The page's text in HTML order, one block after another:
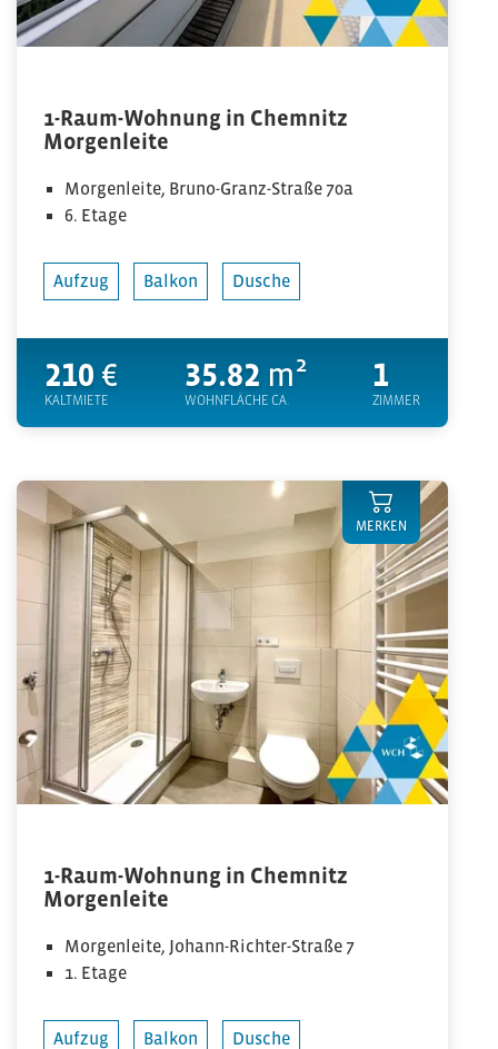
1-Raum-Wohnung in Chemnitz
Morgenleite
Morgenleite, Bruno-Granz-Straße 70a
6. Etage
Aufzug Balkon Dusche
210 €
KALTMIETE
35.82 m²
WOHNFLÄCHE CA.
1
ZIMMER
1-Raum-Wohnung in Chemnitz
Morgenleite
Morgenleite, Johann-Richter-Straße 7
1. Etage
Aufzug Balkon Dusche
MERKEN